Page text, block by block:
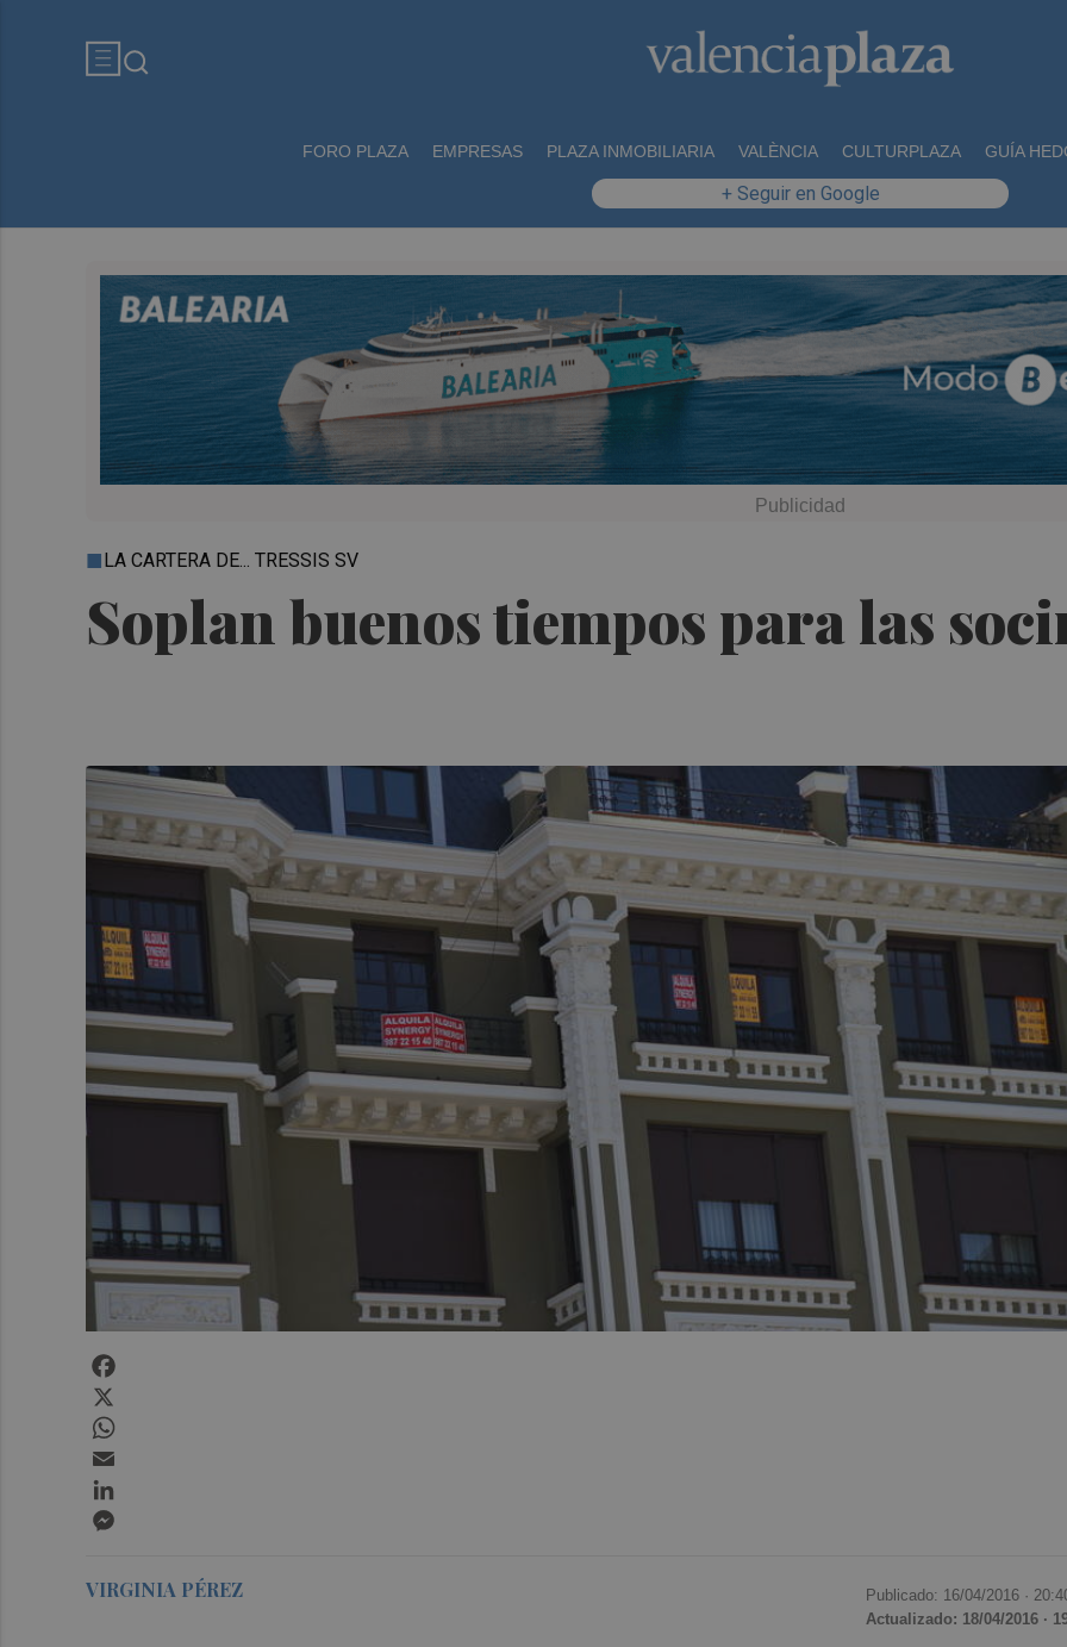
FORO PLAZA EMPRESAS PLAZA INMOBILIARIA VALÈNCIA CULTURPLAZA GUÍA
+ Seguir en Google
Soplan buenos tiempos para las
LA CARTERA DE... TRESSIS SV
VIRGINIA PÉREZ Publicado: 16/04/2016 ·
Actualizado: 18/04/2016 ·